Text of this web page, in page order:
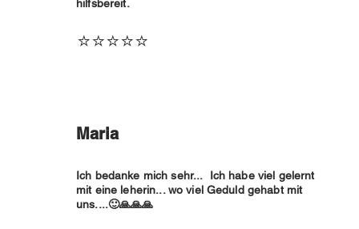
hilfsbereit.
⭐⭐⭐⭐⭐
Maria
Ich bedanke mich sehr... Ich habe viel gelernt
mit eine leherin... wo viel Geduld gehabt mit
uns....🙂🙏🙏🙏